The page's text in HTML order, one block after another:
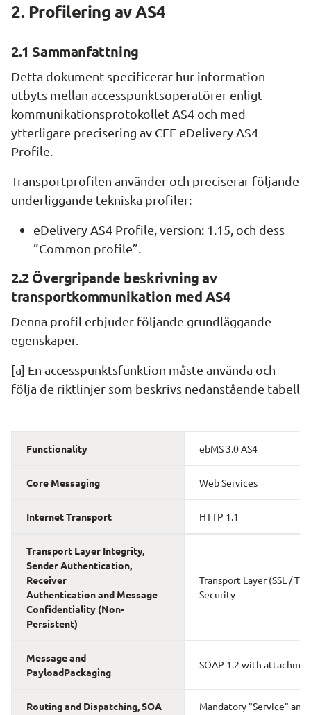
2. Profilering av AS4
2.1 Sammanfattning
Detta dokument specificerar hur information
utbyts mellan accesspunktsoperatörer enligt
kommunikationsprotokollet AS4 och med
ytterligare precisering av CEF eDelivery AS4
Profile.
Transportprofilen använder och preciserar följande
underliggande tekniska profiler:
eDelivery AS4 Profile, version: 1.15, och dess
”Common profile”.
2.2 Övergripande beskrivning av
transportkommunikation med AS4
Denna profil erbjuder följande grundläggande
egenskaper.
[a] En accesspunktsfunktion måste använda och
följa de riktlinjer som beskrivs nedanstående tabell
Functionality ebMS 3.0 AS4
Core Messaging Web Services
Internet Transport HTTP 1.1
Transport Layer Integrity,
Sender Authentication,
Receiver
Authentication and Message
Confidentiality (Non-
Persistent)
Transport Layer (SSL /
Security
Message and
PayloadPackaging
SOAP 1.2 with
Routing and Dispatching, SOA
Mandatory "Service" and